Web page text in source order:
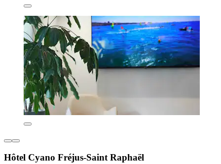
Hôtel Cyano Fréjus-Saint Raphaël